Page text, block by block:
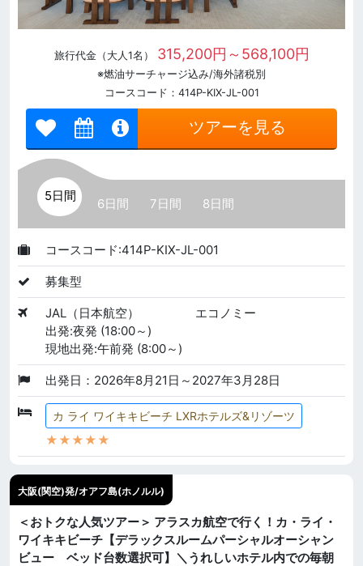
旅行代金（大人1名） 315,200円～568,100円
※燃油サーチャージ込み/海外諸税別
コースコード：414P-KIX-JL-001
ツアーを見る
5日間
6日間 7日間 8日間
コースコード:414P-KIX-JL-001
募集型
JAL（日本航空）
エコノミー
出発:夜発 (18:00～)
現地出発:午前発 (8:00～)
出発日：2026年8月21日～2027年3月28日
カ ライ ワイキキビーチ LXRホテルズ&リゾーツ
★★★★★
大阪(関空)発/オアフ島(ホノルル)
＜おトクな人気ツアー＞ アラスカ航空で行く！カ・ライ・
ワイキキビーチ【デラックスルームパーシャルオーシャン
ビュー ベッド台数選択可】＼うれしいホテル内での毎朝